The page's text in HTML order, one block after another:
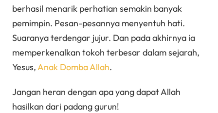
berhasil menarik perhatian semakin banyak
pemimpin. Pesan-pesannya menyentuh hati.
Suaranya terdengar jujur. Dan pada akhirnya ia
memperkenalkan tokoh terbesar dalam sejarah,
Yesus,Anak Domba Allah.
Jangan heran dengan apa yang dapat Allah
hasilkan dari padang gurun!